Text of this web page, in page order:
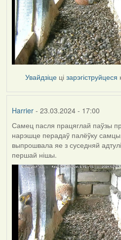
Увайдзіце цізарэгіструйцеся
Harrier- 23.03.2024 - 17:00
Самец пасля працяглай паўзы
нарэшце перадаў палёўку
выпрошвала яе з суседняй
першай нішы.